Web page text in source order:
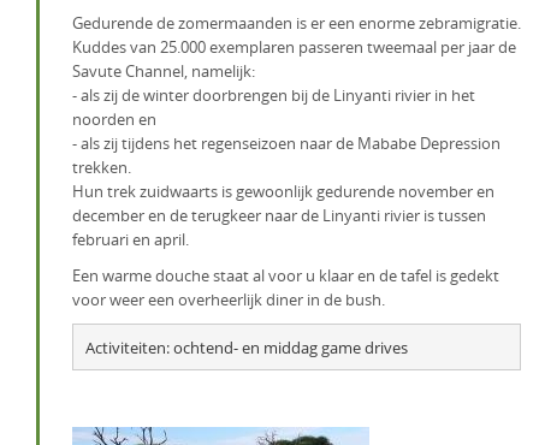
Gedurende de zomermaanden is er een enorme zebramigratie.
Kuddes van 25.000 exemplaren passeren tweemaal per jaar de
Savute Channel, namelijk:
- als zij de winter doorbrengen bij de Linyanti rivier in het
noorden en
- als zij tijdens het regenseizoen naar de Mababe Depression
trekken.
Hun trek zuidwaarts is gewoonlijk gedurende november en
december en de terugkeer naar de Linyanti rivier is tussen
februari en april.
Een warme douche staat al voor u klaar en de tafel is gedekt
voor weer een overheerlijk diner in de bush.
Activiteiten: ochtend- en middag game drives